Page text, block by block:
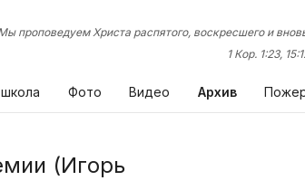
проповедуем Христа распятого, воскресшего и
1 Кор. 1:23,
Фото Видео Архив
(Игорь